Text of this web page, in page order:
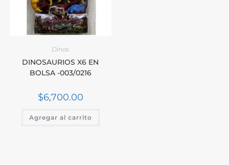
Dinos
DINOSAURIOS X6 EN
BOLSA -003/0216
$6,700.00
Agregar al carrito